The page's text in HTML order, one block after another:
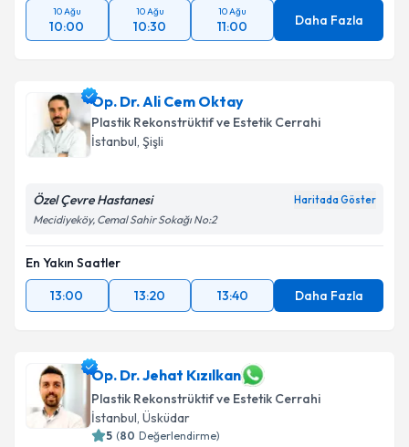
10 Ağu
10:00
10 Ağu
10:30
10 Ağu
11:00 Daha Fazla
Op. Dr. Ali Cem Oktay
Plastik Rekonstrüktif ve Estetik Cerrahi
İstanbul, Şişli
Özel Çevre Hastanesi Haritada Göster
Mecidiyeköy, Cemal Sahir Sokağı No:2
En Yakın Saatler
13:00
13:20 13:40 Daha Fazla
Op. Dr. Jehat Kızılkan
Plastik Rekonstrüktif ve Estetik Cerrahi
İstanbul, Üsküdar
5 (80 Değerlendirme)